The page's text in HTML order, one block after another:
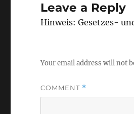
Leave a Reply
Hinweis: Gesetzes-
Your email address will not
COMMENT *